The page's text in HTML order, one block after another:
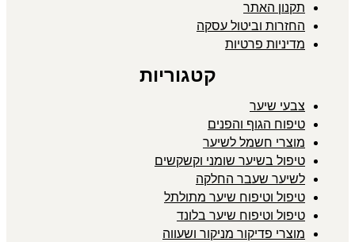
תקנון האתר
החזרות וביטול עסקה
מדיניות פרטיות
קטגוריות
צבעי שיער
טיפוח הגוף והפנים
מוצרי חשמל לשיער
טיפול בשיער שומני וקשקשים
לשיער שעבר החלקה
טיפול וטיפוח שיער מתולתל
טיפול וטיפוח שיער בלונד
מוצרי פדיקור מניקור ושעווה